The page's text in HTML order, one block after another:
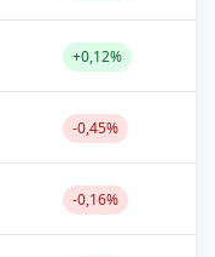
+0,12%
-0,45%
-0,16%